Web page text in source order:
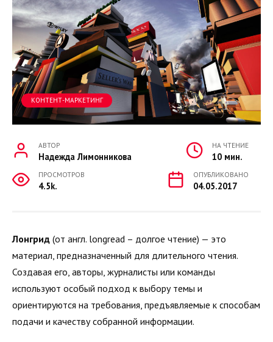
КОНТЕНТ-МАРКЕТИНГ
АВТОР
Надежда Лимонникова
НА ЧТЕНИЕ
10 мин.
ПРОСМОТРОВ
4.5k.
ОПУБЛИКОВАНО
04.05.2017
Лонгрид (от англ. longread – долгое чтение) — это
материал, предназначенный для длительного чтения.
Создавая его, авторы, журналисты или команды
используют особый подход к выбору темы и
ориентируются на требования, предъявляемые к способам
подачи и качеству собранной информации.